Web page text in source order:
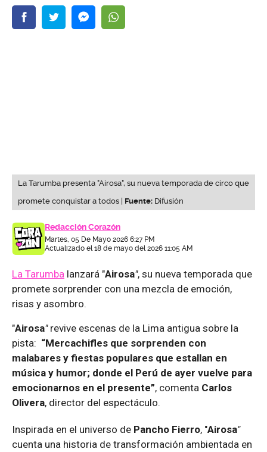
La Tarumba presenta "Airosa", su nueva temporada de circo que
promete conquistar a todos | Fuente: Difusión
Redacción Corazón
Martes, 05 De Mayo 2026 6:27 PM
Actualizado el 18 de mayo del 2026 11:05 AM
La Tarumba lanzará "Airosa", su nueva temporada que
promete sorprender con una mezcla de emoción,
risas y asombro.
"Airosa"revive escenas de la Lima antigua sobre la
pista: “Mercachifles que sorprenden con
malabares y fiestas populares que estallan en
música y humor; donde el Perú de ayer vuelve para
emocionarnos en el presente”, comenta Carlos
Olivera, director del espectáculo.
Inspirada en el universo de Pancho Fierro, "Airosa"
cuenta una historia de transformación ambientada en